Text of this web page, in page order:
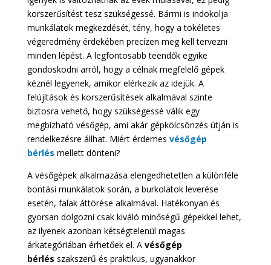
korszerűsítést tesz szükségessé. Bármi is indokolja
munkálatok megkezdését, tény, hogy a tökéletes
végeredmény érdekében precízen meg kell tervezni
minden lépést. A legfontosabb teendők egyike
gondoskodni arról, hogy a célnak megfelelő gépek
kéznél legyenek, amikor elérkezik az idejük. A
felújítások és korszerűsítések alkalmával szinte
biztosra vehető, hogy szükségessé válik egy
megbízható vésőgép, ami akár gépkölcsönzés útján is
rendelkezésre állhat. Miért érdemes vésőgép
bérlés mellett dönteni?
A vésőgépek alkalmazása elengedhetetlen a különféle
bontási munkálatok során, a burkolatok leverése
esetén, falak áttörése alkalmával. Hatékonyan és
gyorsan dolgozni csak kiváló minőségű gépekkel lehet,
az ilyenek azonban kétségtelenül magas
árkategóriában érhetőek el. A vésőgép
bérlés szakszerű és praktikus, ugyanakkor